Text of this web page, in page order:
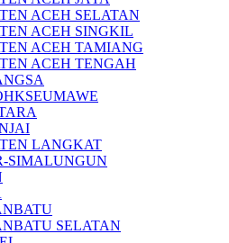
ACEH SELATAN
ACEH SINGKIL
ACEH TAMIANG
ACEH TENGAH
LANGKAT
SIMALUNGUN
SELATAN